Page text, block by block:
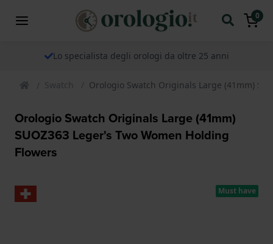
0
Lo specialista degli orologi da oltre 25 anni
Swatch Orologio Swatch Originals Large (41mm)
Orologio Swatch Originals Large (41mm)
SUOZ363 Leger's Two Women Holding
Flowers
Must have